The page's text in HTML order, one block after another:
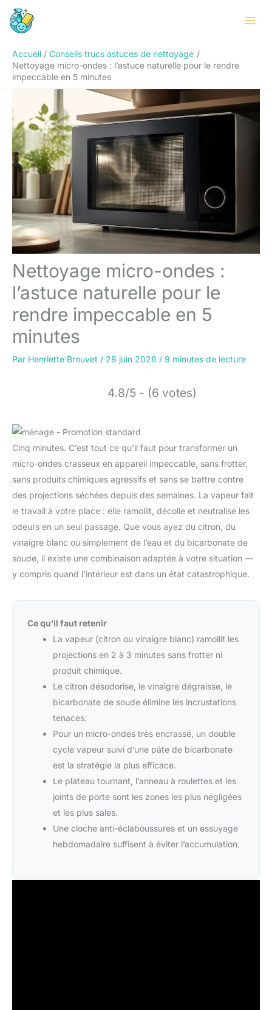
Aller
Accueil
Conseils trucs astuces de nettoyage
Nettoyage micro-ondes : l’astuce naturelle pour le rendre
impeccable en 5 minutes
Nettoyage micro-ondes :
l’astuce naturelle pour le
rendre impeccable en 5
minutes
Par Henriette Brouvet / 28 juin 2026 / 9 minutes de lecture
4.8/5 - (6 votes)
Cinq minutes. C’est tout ce qu’il faut pour transformer un
micro-ondes crasseux en appareil impeccable, sans frotter,
sans produits chimiques agressifs et sans se battre contre
des projections séchées depuis des semaines. La vapeur fait
le travail à votre place : elle ramollit, décolle et neutralise les
odeurs en un seul passage. Que vous ayez du citron, du
vinaigre blanc ou simplement de l’eau et du bicarbonate de
soude, il existe une combinaison adaptée à votre situation —
y compris quand l’intérieur est dans un état catastrophique.
Ce qu’il faut retenir
La vapeur (citron ou vinaigre blanc) ramollit les
projections en 2 à 3 minutes sans frotter ni
produit chimique.
Le citron désodorise, le vinaigre dégraisse, le
bicarbonate de soude élimine les incrustations
tenaces.
Pour un micro-ondes très encrassé, un double
cycle vapeur suivi d’une pâte de bicarbonate
est la stratégie la plus efficace.
Le plateau tournant, l’anneau à roulettes et les
joints de porte sont les zones les plus négligées
et les plus sales.
Une cloche anti-éclaboussures et un essuyage
hebdomadaire suffisent à éviter l’accumulation.
Rechercher